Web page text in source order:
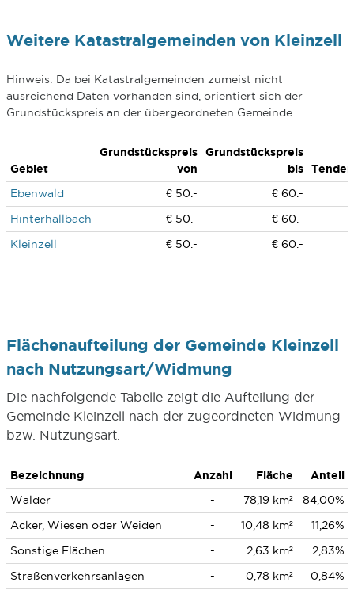
Weitere Katastralgemeinden von Kleinzell
Hinweis: Da bei Katastralgemeinden zumeist nicht
ausreichend Daten vorhanden sind, orientiert sich der
Grundstückspreis an der übergeordneten Gemeinde.
Gebiet
Grundstückspreis
von
Grundstückspreis
bis
Ebenwald
€ 50.-
€ 60.-
Hinterhallbach
€ 50.-
€ 60.-
Kleinzell
€ 50.- € 60.-
Flächenaufteilung der Gemeinde Kleinzell
nach Nutzungsart/Widmung
Die nachfolgende Tabelle zeigt die Aufteilung der
Gemeinde Kleinzell nach der zugeordneten Widmung
bzw. Nutzungsart.
Bezeichnung Anzahl Fläche
Anteil
Wälder
- 78,19 km²
84,00%
Äcker, Wiesen oder Weiden
- 10,48 km²
11,26%
Sonstige Flächen
- 2,63 km²
2,83%
Straßenverkehrsanlagen
- 0,78 km² 0,84%